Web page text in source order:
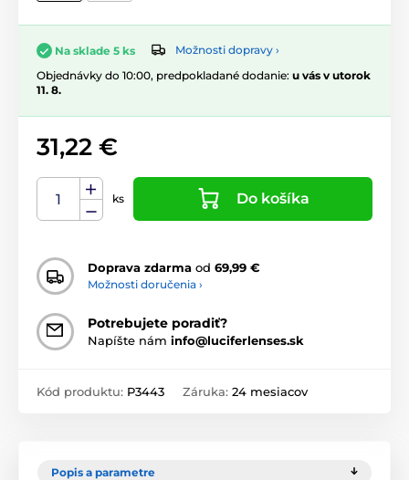
Na sklade 5 ks
Možnosti dopravy ›
Objednávky do 10:00, predpokladané dodanie: u vás v utorok
11. 8.
31,22 €
ks Do košíka
Doprava zdarma od 69,99 €
Možnosti doručenia ›
Potrebujete poradiť?
Napíšte nám info@luciferlenses.sk
Kód produktu: P3443 Záruka: 24 mesiacov
Popis a parametre